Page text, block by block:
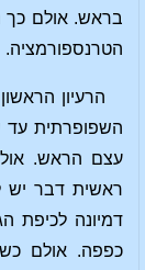
בראש. אולם כך
הטרנספורמציה.
הרעיון
השפופרתית עד
עצם הראש.
ראשית דבר יש
דמיונה לכיפת
כפפה. אולם